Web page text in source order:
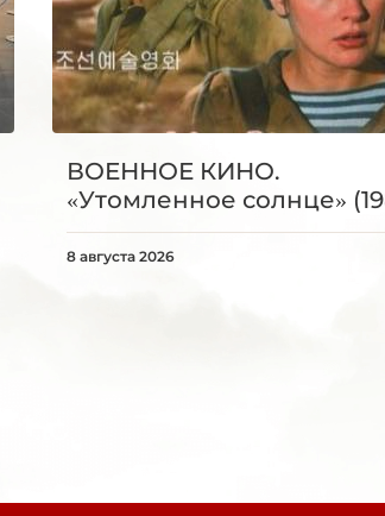
ВОЕННОЕ КИНО.
«Утомленное солнце»
8 августа 2026